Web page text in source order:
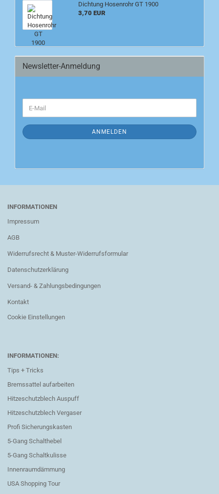
Dichtung Hosenrohr GT 1900
3,70 EUR
Newsletter-Anmeldung
ZUR
ANMELDUNG
E-
Mail
ANMELDEN
INFORMATIONEN
Impressum
AGB
Widerrufsrecht & Muster-Widerrufsformular
Datenschutzerklärung
Versand- & Zahlungsbedingungen
Kontakt
Cookie Einstellungen
INFORMATIONEN:
Tips + Tricks
Bremssattel aufarbeiten
Hitzeschutzblech Auspuff
Hitzeschutzblech Vergaser
Profi Sicherungskasten
5-Gang Schalthebel
5-Gang Schaltkulisse
Innenraumdämmung
USA Shopping Tour